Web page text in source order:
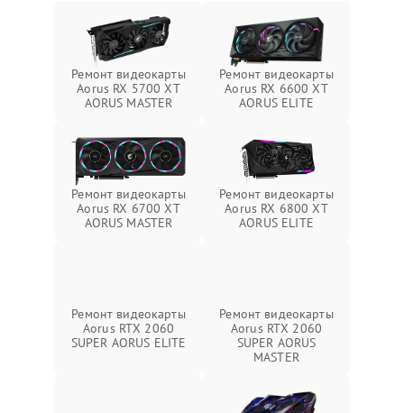
Ремонт видеокарты
Aorus RX 5700 XT
AORUS MASTER
Ремонт видеокарты
Aorus RX 6600 XT
AORUS ELITE
Ремонт видеокарты
Aorus RX 6700 XT
AORUS MASTER
Ремонт видеокарты
Aorus RX 6800 XT
AORUS ELITE
Ремонт видеокарты
Aorus RTX 2060
SUPER AORUS ELITE
Ремонт видеокарты
Aorus RTX 2060
SUPER AORUS
MASTER